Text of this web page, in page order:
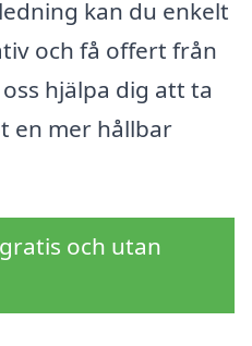
kan du enkelt
och få offert från
hjälpa dig att ta
en mer hållbar
och utan